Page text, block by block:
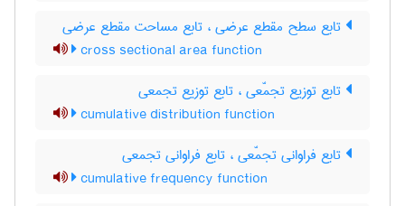
تابع سطح مقطع عرضی ، تابع مساحت مقطع عرضی
cross sectional area function
تابع توزیع تجمّعی ، تابع توزیع تجمعی
cumulative distribution function
تابع فراوانی تجمّعی ، تابع فراوانی تجمعی
cumulative frequency function